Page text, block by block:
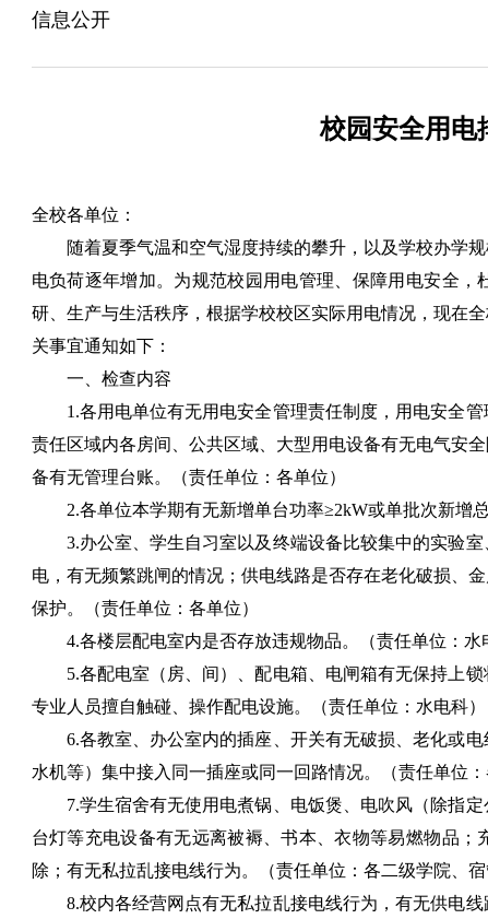
信息公开
校园安全用电
全校各单位：
随着夏季气温和空气湿度持续的攀升，以及学校办学
电负荷逐年增加。为规范校园用电管理、保障用电安全
研、生产与生活秩序，根据学校校区实际用电情况，现在
关事宜通知如下：
一、检查内容
1.各用电单位有无用电安全管理责任制度，用电安全
责任区域内各房间、公共区域、大型用电设备有无电气安
备有无管理台账。（责任单位：各单位）
2.各单位本学期有无新增单台功率≥2kW或单批次新增
3.办公室、学生自习室以及终端设备比较集中的实验
电，有无频繁跳闸的情况；供电线路是否存在老化破损、
保护。（责任单位：各单位）
4.各楼层配电室内是否存放违规物品。（责任单位：水
5.各配电室（房、间）、配电箱、电闸箱有无保持上
专业人员擅自触碰、操作配电设施。（责任单位：水电科）
6.各教室、办公室内的插座、开关有无破损、老化或
水机等）集中接入同一插座或同一回路情况。（责任单位：
7.学生宿舍有无使用电煮锅、电饭煲、电吹风（除指
台灯等充电设备有无远离被褥、书本、衣物等易燃物品
除；有无私拉乱接电线行为。（责任单位：各二级学院、宿
8.校内各经营网点有无私拉乱接电线行为，有无供电